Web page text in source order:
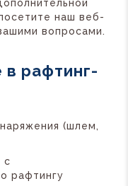
наш веб-
вопросами.
в рафтинг-
(шлем,
с
рафтингу